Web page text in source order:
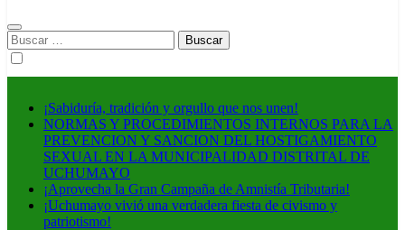
Buscar:
¡Sabiduría, tradición y orgullo que nos unen!
NORMAS Y PROCEDIMIENTOS INTERNOS PARA LA
PREVENCION Y SANCION DEL HOSTIGAMIENTO
SEXUAL EN LA MUNICIPALIDAD DISTRITAL DE
UCHUMAYO
¡Aprovecha la Gran Campaña de Amnistía Tributaria!
¡Uchumayo vivió una verdadera fiesta de civismo y
patriotismo!